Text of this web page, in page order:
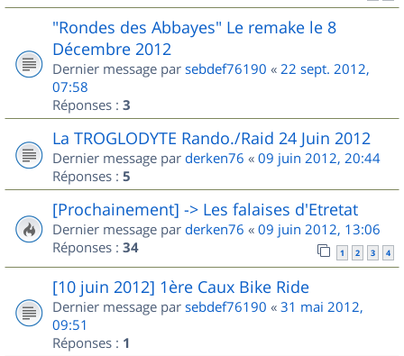
"Rondes des Abbayes" Le remake le 8
Décembre 2012
Dernier message par sebdef76190 « 22 sept. 2012,
07:58
Réponses : 3
La TROGLODYTE Rando./Raid 24 Juin 2012
Dernier message par derken76 « 09 juin 2012, 20:44
Réponses : 5
[Prochainement] -> Les falaises d'Etretat
Dernier message par derken76 « 09 juin 2012, 13:06
Réponses : 34 1 2 3 4
[10 juin 2012] 1ère Caux Bike Ride
Dernier message par sebdef76190 « 31 mai 2012,
09:51
Réponses : 1